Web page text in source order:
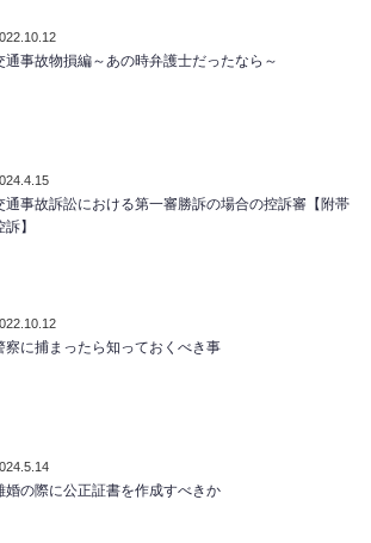
通事故物損編～あの時弁護士だったなら～
通事故訴訟における第一審勝訴の場合の控訴審【附帯
訴】
察に捕まったら知っておくべき事
婚の際に公正証書を作成すべきか